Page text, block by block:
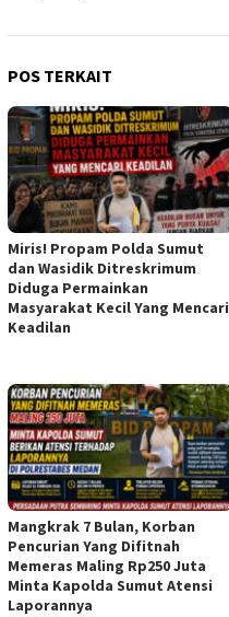
POS TERKAIT
Miris! Propam Polda Sumut
dan Wasidik Ditreskrimum
Diduga Permainkan
Masyarakat Kecil Yang Mencari
Keadilan
Mangkrak 7 Bulan, Korban
Pencurian Yang Difitnah
Memeras Maling Rp250 Juta
Minta Kapolda Sumut Atensi
Laporannya